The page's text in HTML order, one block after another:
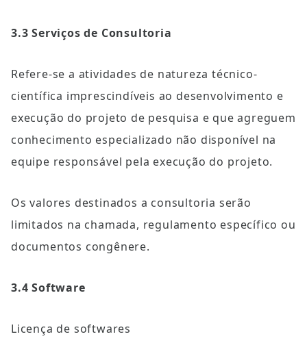
3.3 Serviços de Consultoria
Refere-se a atividades de natureza técnico-
científica imprescindíveis ao desenvolvimento e
execução do projeto de pesquisa e que agreguem
conhecimento especializado não disponível na
equipe responsável pela execução do projeto.
Os valores destinados a consultoria serão
limitados na chamada, regulamento específico ou
documentos congênere.
3.4 Software
Licença de softwares